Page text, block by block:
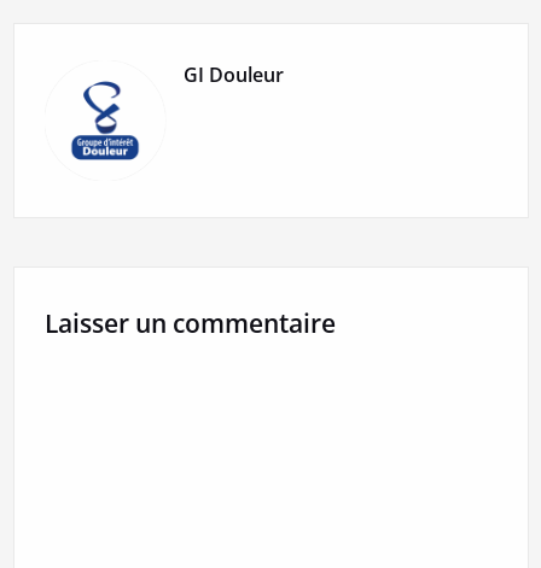
GI Douleur
Laisser un commentaire